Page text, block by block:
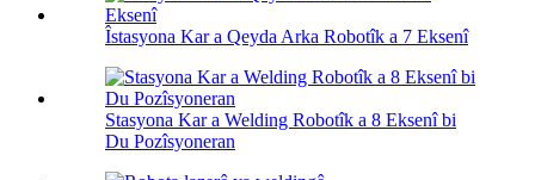
Îstasyona Kar a Qeyda Arka Robotîk a 7 Eksenî
Stasyona Kar a Welding Robotîk a 8 Eksenî bi
Du Pozîsyoneran